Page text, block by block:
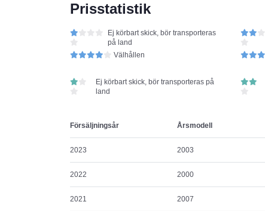
Prisstatistik
Ej körbart skick, bör transporteras
på land
Välhållen
Ej körbart skick, bör transporteras på
land
Försäljningsår Årsmodell
2023 2003
2022 2000
2021 2007